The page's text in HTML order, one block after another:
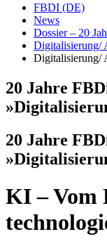
FBDI (DE)
News
Dossier – 20
Digitalisierung/
Digitalisierung/
20 Jahre
20 Jahre
KI – Vom